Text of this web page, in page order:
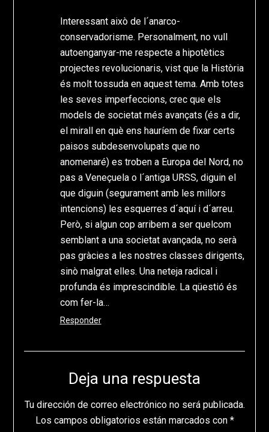
Interessant això de l´anarco-
conservadorisme. Personalment, no vull
autoenganyar-me respecte a hipotètics
projectes revolucionaris, vist que la Història
és molt tossuda en aquest tema. Amb totes
les seves imperfeccions, crec que els
models de societat més avançats (és a dir,
el mirall en què ens hauríem de fixar certs
paisos subdesenvolupats que no
anomenaré) es troben a Europa del Nord, no
pas a Veneçuela o l´antiga URSS, diguin el
que diguin (segurament amb les millors
intencions) les esquerres d´aquí i d´arreu.
Però, si algun cop arribem a ser quelcom
semblant a una societat avançada, no serà
pas gràcies a les nostres classes dirigents,
sinò malgrat elles. Una neteja radical i
profunda és imprescindible. La qüestió és
com fer-la…
Responder
Deja una respuesta
Tu dirección de correo electrónico no será publicada.
Los campos obligatorios están marcados con *